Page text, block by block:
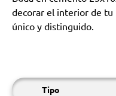
decorar el interior de tu
único y distinguido.
Tipo